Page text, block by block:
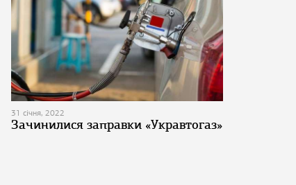
31 січня, 2022
Зачинилися заправки «Укравтогаз»